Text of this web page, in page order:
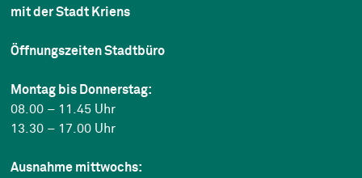
mit der Stadt Kriens
Öffnungszeiten Stadtbüro
Montag bis Donnerstag:
08.00 – 11.45 Uhr
13.30 – 17.00 Uhr
Ausnahme mittwochs: